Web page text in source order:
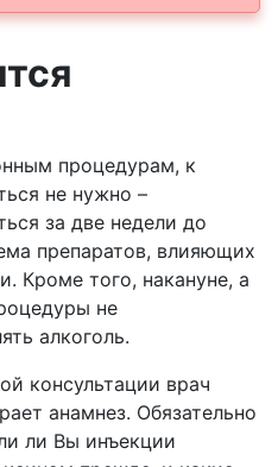
процедурам, к
не нужно –
за две недели до
препаратов, влияющих
Кроме того, накануне, а
не
алкоголь.
консультации врач
анамнез. Обязательно
ли Вы инъекции